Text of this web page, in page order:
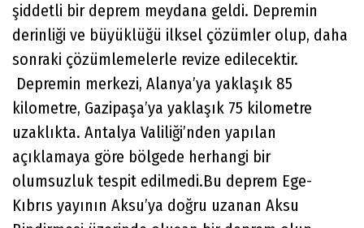
şiddetli bir deprem meydana geldi. Depremin
derinliği ve büyüklüğü ilksel çözümler olup, daha
sonraki çözümlemelerle revize edilecektir.
Depremin merkezi, Alanya’ya yaklaşık 85
kilometre, Gazipaşa’ya yaklaşık 75 kilometre
uzaklıkta. Antalya Valiliği’nden yapılan
açıklamaya göre bölgede herhangi bir
olumsuzluk tespit edilmedi.Bu deprem Ege-
Kıbrıs yayının Aksu’ya doğru uzanan Aksu